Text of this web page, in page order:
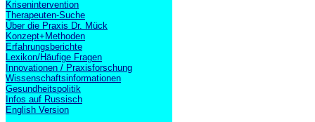
Krisenintervention
Therapeuten-Suche
Über die Praxis Dr. Mück
Konzept+Methoden
Erfahrungsberichte
Lexikon/Häufige Fragen
Innovationen / Praxisforschung
Wissenschaftsinformationen
Gesundheitspolitik
Infos auf Russisch
English Version